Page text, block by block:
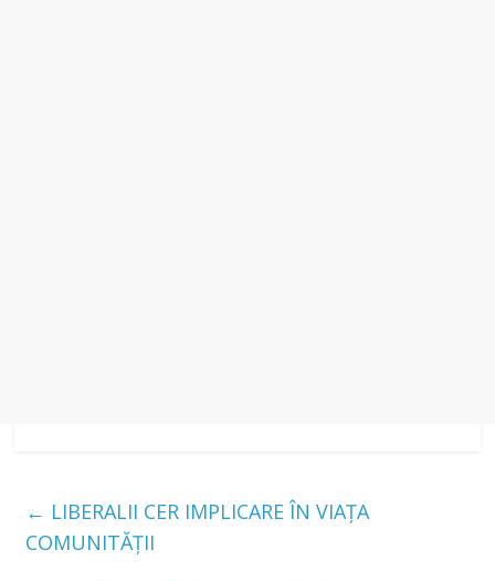
← LIBERALII CER IMPLICARE ÎN VIAȚA
COMUNITĂȚII